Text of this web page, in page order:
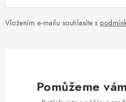
Vložením e-mailu souhlasíte s
Pomůžeme